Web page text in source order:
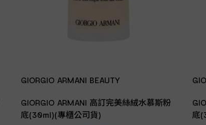
GIORGIO ARMANI BEAUTY
GIORGIO ARMANI 高訂完美絲絨水慕斯粉
底(30ml)(專櫃公司貨)
底